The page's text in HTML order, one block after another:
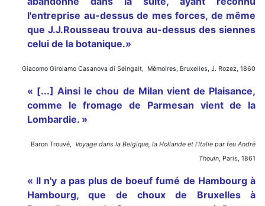
l'entreprise au-dessus de mes forces, de même
que J.J.Rousseau trouva au-dessus des siennes
celui de la botanique.»
Giacomo Girolamo Casanova di Seingalt, Mémoires, Bruxelles, J. Rozez, 1860
« [...] Ainsi le chou de Milan vient de Plaisance,
comme le fromage de Parmesan vient de la
Lombardie. »
Baron Trouvé, Voyage dans la Belgique, la Hollande et l’Italie par feu André
Thouin, Paris, 1861
« Il n'y a pas plus de boeuf fumé de Hambourg à
Hambourg, que de choux de Bruxelles à